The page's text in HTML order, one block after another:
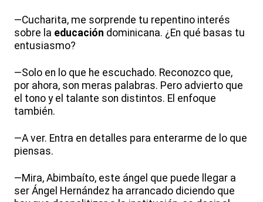
—Cucharita, me sorprende tu repentino interés
sobre la educación dominicana. ¿En qué basas tu
entusiasmo?
—Solo en lo que he escuchado. Reconozco que,
por ahora, son meras palabras. Pero advierto que
el tono y el talante son distintos. El enfoque
también.
—A ver. Entra en detalles para enterarme de lo que
piensas.
—Mira, Abimbaíto, este ángel que puede llegar a
ser Ángel Hernández ha arrancado diciendo que